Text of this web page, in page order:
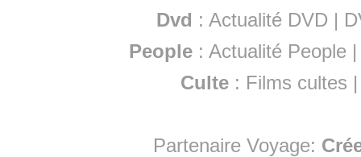
Dvd : Actualité DVD |
People :Actualité People
Culte : Films cultes
Partenaire Voyage: